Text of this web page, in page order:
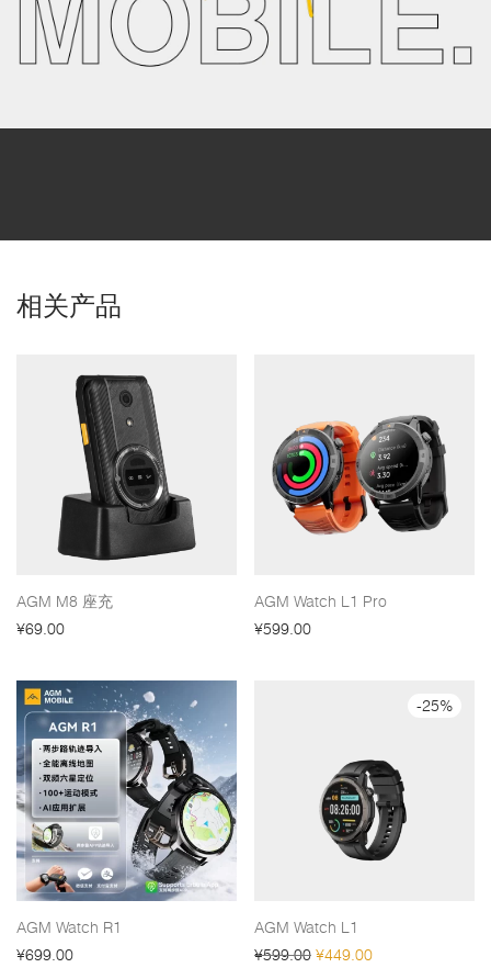
相关产品
AGM M8 座充
¥69.00
AGM Watch L1 Pro
¥599.00
AGM Watch R1
¥699.00
-25%
AGM Watch L1
¥599.00 原价为：¥599.00。
¥449.00当前价格为：